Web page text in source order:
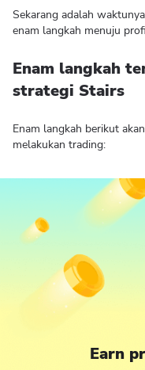
Sekarang adalah
enam langkah menuju
Enam langkah
strategi Stairs
Enam langkah berikut
melakukan trading:
Earn